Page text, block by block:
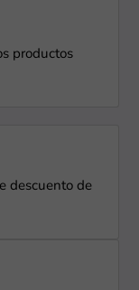
productos
descuento de